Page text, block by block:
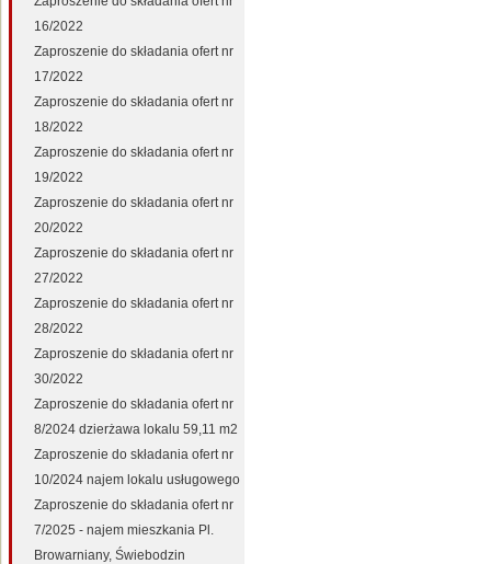
16/2022
Zaproszenie do składania ofert nr
17/2022
Zaproszenie do składania ofert nr
18/2022
Zaproszenie do składania ofert nr
19/2022
Zaproszenie do składania ofert nr
20/2022
Zaproszenie do składania ofert nr
27/2022
Zaproszenie do składania ofert nr
28/2022
Zaproszenie do składania ofert nr
30/2022
Zaproszenie do składania ofert nr
8/2024 dzierżawa lokalu 59,11 m2
Zaproszenie do składania ofert nr
10/2024 najem lokalu usługowego
Zaproszenie do składania ofert nr
7/2025 - najem mieszkania Pl.
Browarniany, Świebodzin